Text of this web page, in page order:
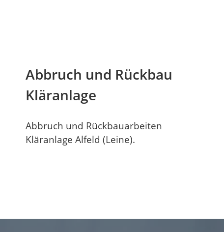
Abbruch und Rückbau
Kläranlage
Abbruch und Rückbauarbeiten
Kläranlage Alfeld (Leine).